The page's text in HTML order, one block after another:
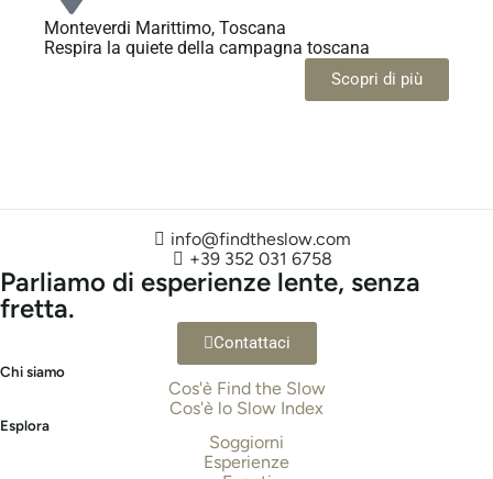
Monteverdi Marittimo, Toscana
Respira la quiete della campagna toscana
Scopri di più
info@findtheslow.com
+39 352 031 6758
Parliamo di esperienze lente, senza
fretta.
Contattaci
Chi siamo
Cos'è Find the Slow
Cos'è lo Slow Index
Esplora
Soggiorni
Esperienze